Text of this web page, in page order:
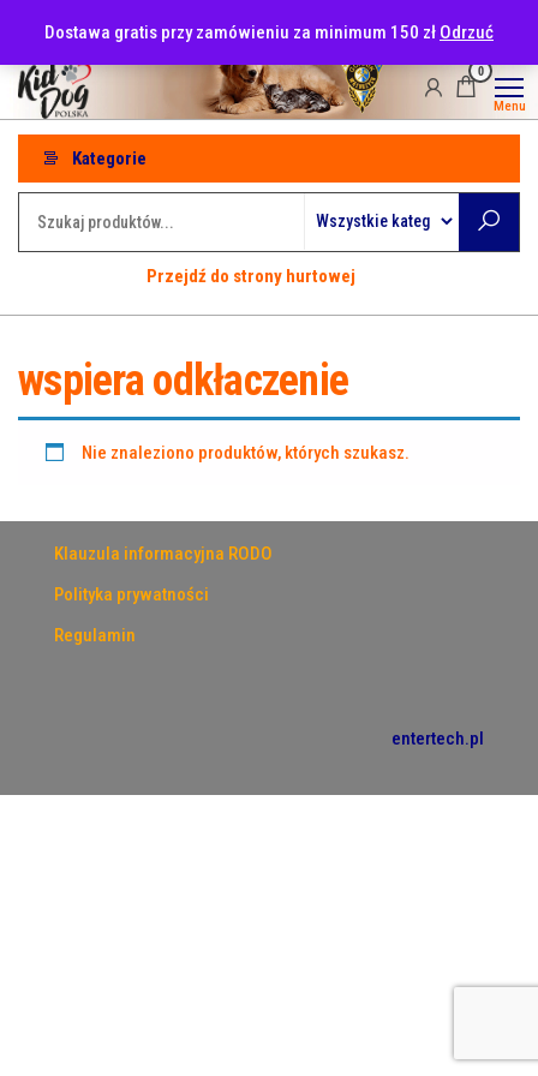
treści
Dostawa gratis przy zamówieniu za minimum 150 zł Odrzuć
0
Menu
Kategorie
Przejdź do strony hurtowej
wspiera odkłaczenie
Nie znaleziono produktów, których szukasz.
Klauzula informacyjna RODO
Polityka prywatności
Regulamin
entertech.pl